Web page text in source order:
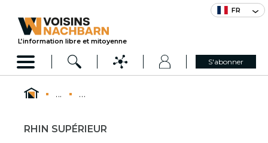
FR
L’information libre et mitoyenne
S'abonner
... ...
RHIN SUPÉRIEUR